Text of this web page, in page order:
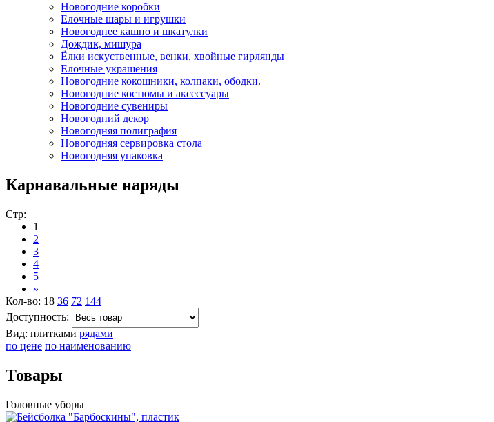
Новогодние коробки
Елочные шары и игрушки
Новогоднее кашпо и шкатулки
Дождик, мишура
Ёлки искуственные, венки, хвойные гирлянды
Елочные украшения
Новогодние кокошники, колпаки, ободки.
Новогодние костюмы и аксессуары
Новогодние сувениры
Новогодний декор
Новогодняя полиграфия
Новогодняя сервировка стола
Новогодняя упаковка
Карнавальные наряды
Стр:
1
2
3
4
5
»
Кол-во: 18 36 72 144
Доступность:
Вид: плитками рядами
по цене по наименованию
Товары
Головные уборы